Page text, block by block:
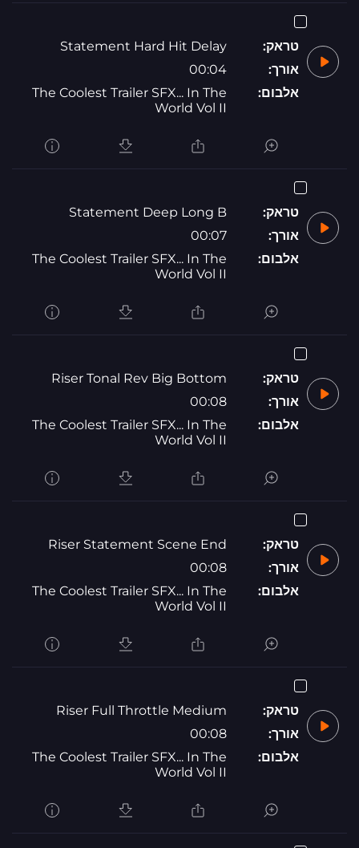
טראק:
Statement Hard Hit Delay
אורך:
00:04
אלבום:
The Coolest Trailer SFX... In The
World Vol II
טראק:
Statement Deep Long B
אורך:
00:07
אלבום:
The Coolest Trailer SFX... In The
World Vol II
טראק:
Riser Tonal Rev Big Bottom
אורך:
00:08
אלבום:
The Coolest Trailer SFX... In The
World Vol II
טראק:
Riser Statement Scene End
אורך:
00:08
אלבום:
The Coolest Trailer SFX... In The
World Vol II
טראק:
Riser Full Throttle Medium
אורך:
00:08
אלבום:
The Coolest Trailer SFX... In The
World Vol II